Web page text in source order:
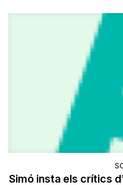
Simó insta els crítics